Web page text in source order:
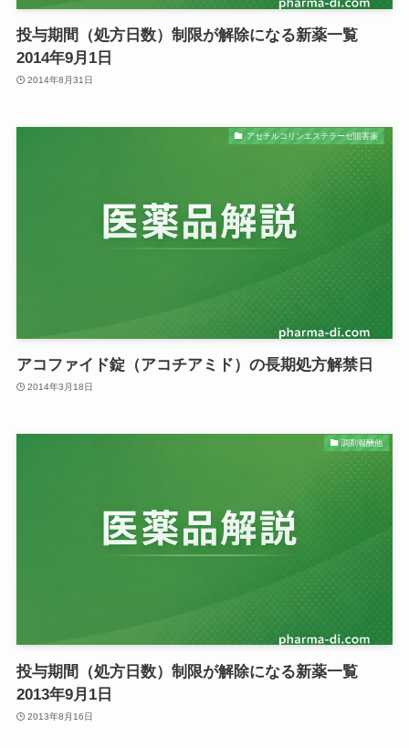
投与期間（処方日数）制限が解除になる新薬一覧
2014年9月1日
2014年8月31日
アセチルコリンエステラーゼ阻害薬
アコファイド錠（アコチアミド）の長期処方解禁日
2014年3月18日
調剤報酬他
投与期間（処方日数）制限が解除になる新薬一覧
2013年9月1日
2013年8月16日